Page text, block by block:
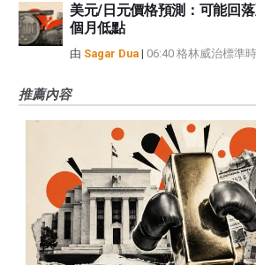
美元/日元價格預測：可能回
個月低點
由 Sagar Dua | 06:40 格林威治標準
推薦內容